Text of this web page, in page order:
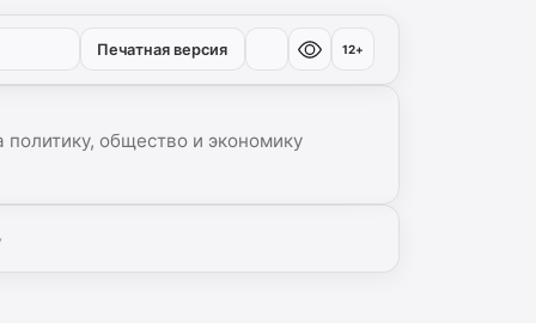
Печатная версия 12+
общество и экономику